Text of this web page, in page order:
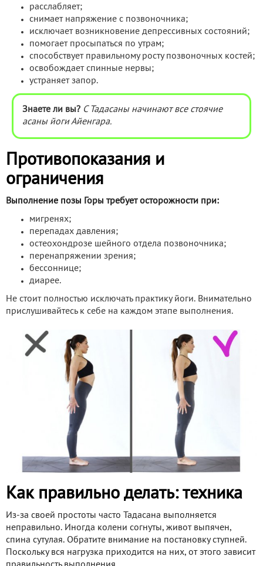
расслабляет;
снимает напряжение с позвоночника;
исключает возникновение депрессивных состояний;
помогает просыпаться по утрам;
способствует правильному росту позвоночных костей;
освобождает спинные нервы;
устраняет запор.
Знаете ли вы? С Тадасаны начинают все стоячие
асаны йоги Айенгара.
Противопоказания и
ограничения
Выполнение позы Горы требует осторожности при:
мигренях;
перепадах давления;
остеохондрозе шейного отдела позвоночника;
перенапряжении зрения;
бессоннице;
диарее.
Не стоит полностью исключать практику йоги. Внимательно
прислушивайтесь к себе на каждом этапе выполнения.
Как правильно делать: техника
Из-за своей простоты часто Тадасана выполняется
неправильно. Иногда колени согнуты, живот выпячен,
спина сутулая. Обратите внимание на постановку ступней.
Поскольку вся нагрузка приходится на них, от этого зависит